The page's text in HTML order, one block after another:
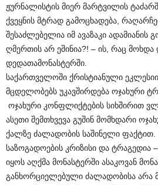
ჟურნალისტის მიერ მარტვილის
ქვეყნის მტრად გამოცხადება რაღა
შესაძლებელია იმ ავაზაკი ადამიანის
ღმერთის არ ეშინია?! – ის რაც მოხდა
დედათამონასტერში
საქართველოში ქრისტიანული
მცდელობებს უკავშირდება ოჯახური
ოჯახური კონფლიქტების სიხშირით
ასეთი შემთხვევა გუშინ მომხდარი
ქალზე ძალადობის საშინელი ფაქტით
საზოგადოების კრიზისი და ტრაგედია –
იყოს აღქმა მონასტერში ასაკოვან
განხორციელებული ძალადობისა არა